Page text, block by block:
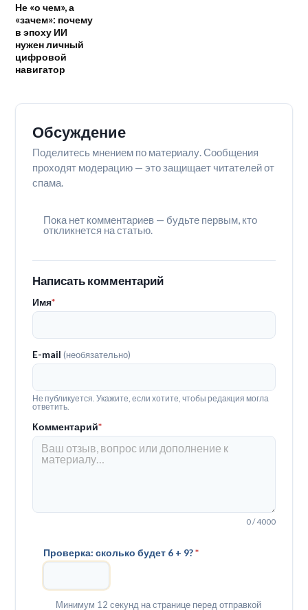
Не «о чем», а
«зачем»: почему
в эпоху ИИ
нужен личный
цифровой
навигатор
Обсуждение
Поделитесь мнением по материалу. Сообщения
проходят модерацию — это защищает читателей от
спама.
Пока нет комментариев — будьте первым, кто
откликнется на статью.
Написать комментарий
Имя*
E-mail(необязательно)
Не публикуется. Укажите, если хотите, чтобы редакция могла
ответить.
Комментарий*
0 / 4000
Проверка: сколько будет 6 + 9?*
Минимум 12 секунд на странице перед отправкой